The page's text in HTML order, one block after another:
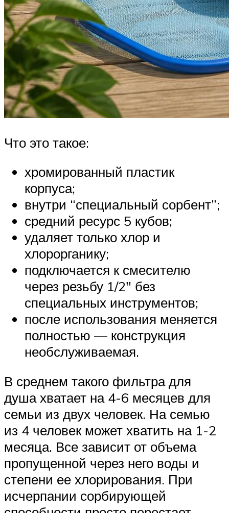
Что это такое:
хромированный пластик
корпуса;
внутри “специальный сорбент”;
средний ресурс 5 кубов;
удаляет только хлор и
хлорорганику;
подключается к смесителю
через резьбу 1/2″ без
специальных инструментов;
после использования меняется
полностью — конструкция
необслуживаемая.
В среднем такого фильтра для
душа хватает на 4-6 месяцев для
семьи из двух человек. На семью
из 4 человек может хватить на 1-2
месяца. Все зависит от объема
пропущенной через него воды и
степени ее хлорирования. При
исчерпании сорбирующей